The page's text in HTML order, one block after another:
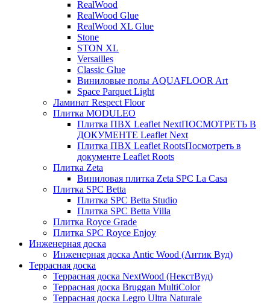
RealWood
RealWood Glue
RealWood XL Glue
Stone
STON XL
Versailles
Classic Glue
Виниловые полы AQUAFLOOR Art
Space Parquet Light
Ламинат Respect Floor
Плитка MODULEO
Плитка ПВХ Leaflet NextПОСМОТРЕТЬ В
ДОКУМЕНТЕ Leaflet Next
Плитка ПВХ Leaflet RootsПосмотреть в
документе Leaflet Roots
Плитка Zeta
Виниловая плитка Zeta SPC La Casa
Плитка SPC Betta
Плитка SPC Betta Studio
Плитка SPC Betta Villa
Плитка Royce Grade
Плитка SPC Royce Enjoy
Инженерная доска
Инженерная доска Antic Wood (Антик Вуд)
Террасная доска
Террасная доска NextWood (НекстВуд)
Террасная доска Bruggan MultiColor
Террасная доска Legro Ultra Naturale